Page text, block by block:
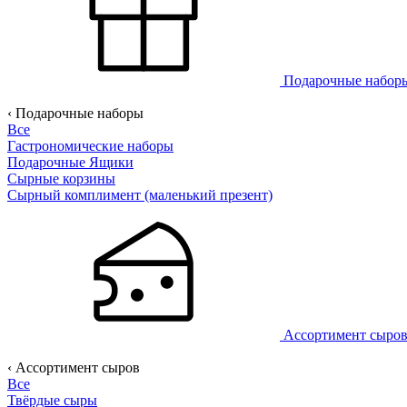
Подарочные
‹ Подарочные наборы
Все
Гастрономические наборы
Подарочные Ящики
Сырные корзины
Сырный комплимент (маленький презент)
Ассортимент
‹ Ассортимент сыров
Все
Твёрдые сыры